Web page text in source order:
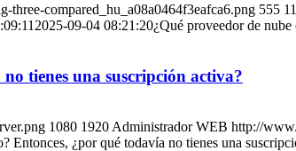
compared_hu_a08a0464f3eafca6.png 555
2025-09-04 08:21:20¿Qué proveedor de
tienes una suscripción activa?
1080 1920 Administrador WEB http://
Entonces, ¿por qué todavía no tienes una